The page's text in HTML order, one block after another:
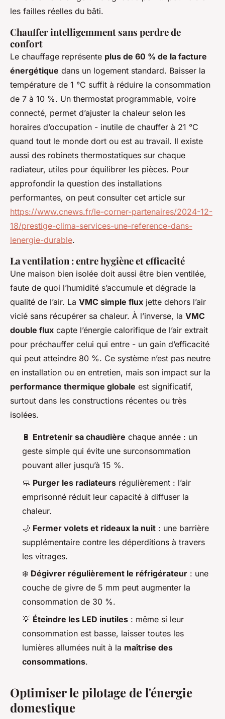
les failles réelles du bâti.
Chauffer intelligemment sans perdre de
confort
Le chauffage représente plus de 60 % de la facture
énergétique dans un logement standard. Baisser la
température de 1 °C suffit à réduire la consommation
de 7 à 10 %. Un thermostat programmable, voire
connecté, permet d’ajuster la chaleur selon les
horaires d’occupation - inutile de chauffer à 21 °C
quand tout le monde dort ou est au travail. Il existe
aussi des robinets thermostatiques sur chaque
radiateur, utiles pour équilibrer les pièces. Pour
approfondir la question des installations
performantes, on peut consulter cet article sur
https://www.cnews.fr/le-corner-partenaires/2024-12-
18/prestige-clima-services-une-reference-dans-
lenergie-durable.
La ventilation : entre hygiène et efficacité
Une maison bien isolée doit aussi être bien ventilée,
faute de quoi l’humidité s’accumule et dégrade la
qualité de l’air. La VMC simple flux jette dehors l’air
vicié sans récupérer sa chaleur. À l’inverse, la VMC
double flux capte l’énergie calorifique de l’air extrait
pour préchauffer celui qui entre - un gain d’efficacité
qui peut atteindre 80 %. Ce système n’est pas neutre
en installation ou en entretien, mais son impact sur la
performance thermique globale est significatif,
surtout dans les constructions récentes ou très
isolées.
🔋 Entretenir sa chaudière chaque année : un
geste simple qui évite une surconsommation
pouvant aller jusqu’à 15 %.
🧼 Purger les radiateurs régulièrement : l’air
emprisonné réduit leur capacité à diffuser la
chaleur.
🌙 Fermer volets et rideaux la nuit : une barrière
supplémentaire contre les déperditions à travers
les vitrages.
❄️ Dégivrer régulièrement le réfrigérateur : une
couche de givre de 5 mm peut augmenter la
consommation de 30 %.
💡 Éteindre les LED inutiles : même si leur
consommation est basse, laisser toutes les
lumières allumées nuit à la maîtrise des
consommations.
Optimiser le pilotage de l'énergie
domestique